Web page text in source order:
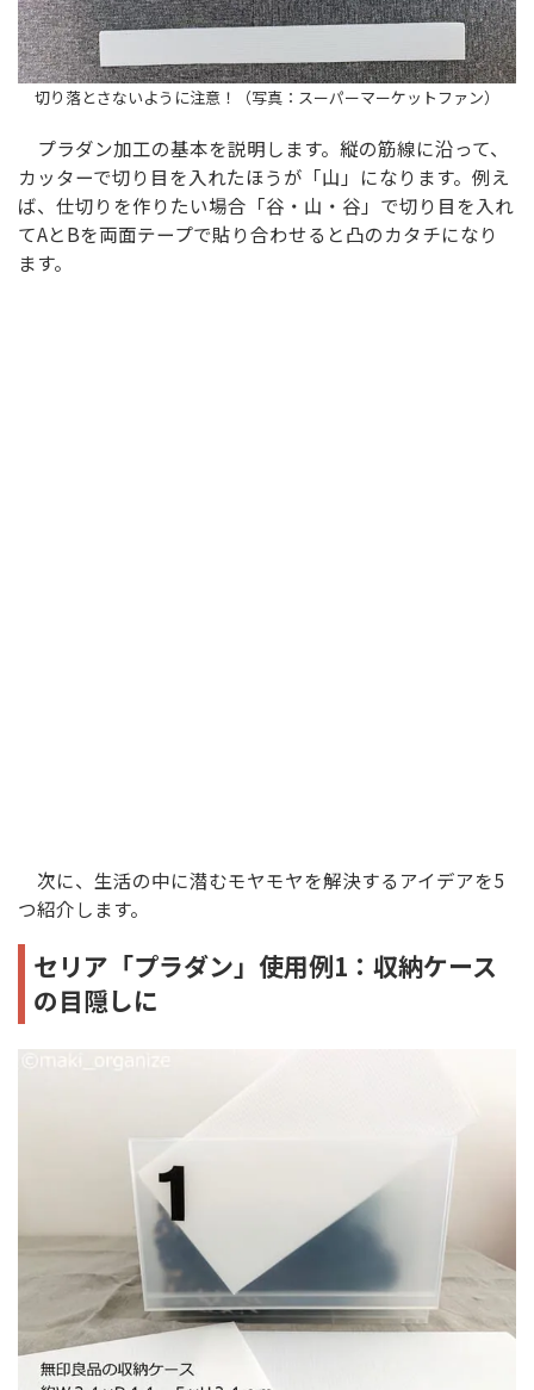
切り落とさないように注意！（写真：スーパーマーケットファン）
プラダン加工の基本を説明します。縦の筋線に沿って、
カッターで切り目を入れたほうが「山」になります。例え
ば、仕切りを作りたい場合「谷・山・谷」で切り目を入れ
てAとBを両面テープで貼り合わせると凸のカタチになり
ます。
次に、生活の中に潜むモヤモヤを解決するアイデアを5
つ紹介します。
セリア「プラダン」使用例1：収納ケース
の目隠しに